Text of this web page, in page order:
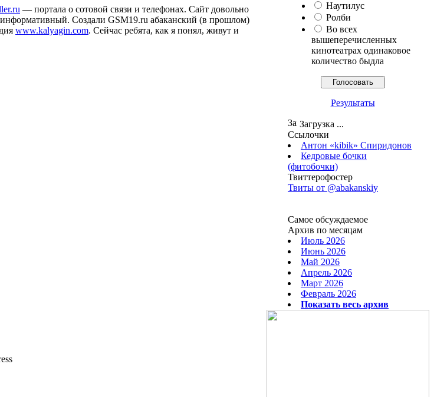
— портала о сотовой связи и телефонах. Сайт довольно
Создали GSM19.ru абаканский (в прошлом)
www.kalyagin.com. Сейчас ребята, как я понял, живут и
Наутилус
Ролби
Во всех
вышеперечисленных
кинотеатрах одинаковое
количество быдла
Результаты
Загрузка ...
Ссылочки
Антон «kibik» Спиридонов
Кедровые бочки
(фитобочки)
Твиттерофостер
Твиты от ‎@abakanskiy
Самое обсуждаемое
Архив по месяцам
Июль 2026
Июнь 2026
Май 2026
Апрель 2026
Март 2026
Февраль 2026
Показать весь архив